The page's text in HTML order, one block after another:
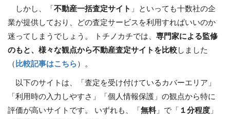
しかし、「 不動産一括査定サイト 」といっても十数社の企
業が提供しており、どの査定サービスを利用すればいいのか
迷ってしまうでしょう。 トチノカチでは、 専門家による監修
のもと、様々な観点から不動産査定サイトを比較 しました
（ 比較記事はこちら ）。
以下のサイトは、「査定を受け付けているカバーエリア」
「利用時の入力しやすさ」「個人情報保護」の観点から特に
評価が高いサイトです。 いずれも、「 無料」で「 １分程度 」